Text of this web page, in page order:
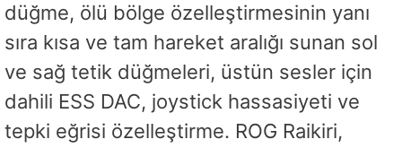
düğme, ölü bölge özelleştirmesinin yanı
sıra kısa ve tam hareket aralığı sunan sol
ve sağ tetik düğmeleri, üstün sesler için
dahili ESS DAC, joystick hassasiyeti ve
tepki eğrisi özelleştirme. ROG Raikiri,